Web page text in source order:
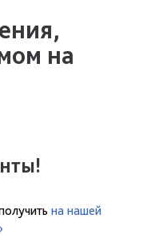
на
на нашей